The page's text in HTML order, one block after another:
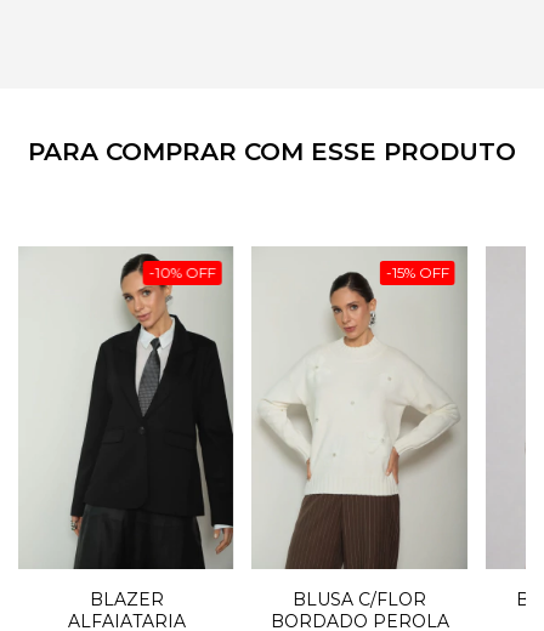
PARA COMPRAR COM ESSE PRODUTO
-10% OFF
BLAZER
ALFAIATARIA
-15% OFF
BLUSA C/FLOR
BORDADO PEROLA